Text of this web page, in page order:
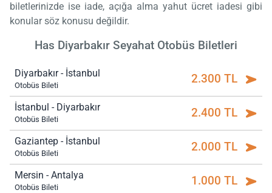
biletlerinizde ise iade, açığa alma yahut ücret iadesi gibi
konular söz konusu değildir.
Has Diyarbakır Seyahat Otobüs Biletleri
Diyarbakır - İstanbul
Otobüs Bileti 2.300 TL
İstanbul - Diyarbakır
Otobüs Bileti 2.400 TL
Gaziantep - İstanbul
Otobüs Bileti 2.000 TL
Mersin - Antalya
Otobüs Bileti 1.000 TL